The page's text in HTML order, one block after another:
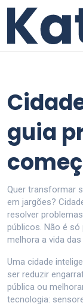
guia
Quer transformar
em jargões?
resolver
públicos. Não é
melhora a vida
Uma cidade
ser reduzir
pública ou
tecnologia: